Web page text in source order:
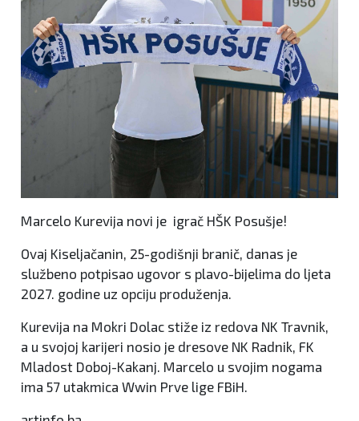
Marcelo Kurevija novi je igrač HŠK Posušje!
Ovaj Kiseljačanin, 25-godišnji branič, danas je
službeno potpisao ugovor s plavo-bijelima do ljeta
2027. godine uz opciju produženja.
Kurevija na Mokri Dolac stiže iz redova NK Travnik,
a u svojoj karijeri nosio je dresove NK Radnik, FK
Mladost Doboj-Kakanj. Marcelo u svojim nogama
ima 57 utakmica Wwin Prve lige FBiH.